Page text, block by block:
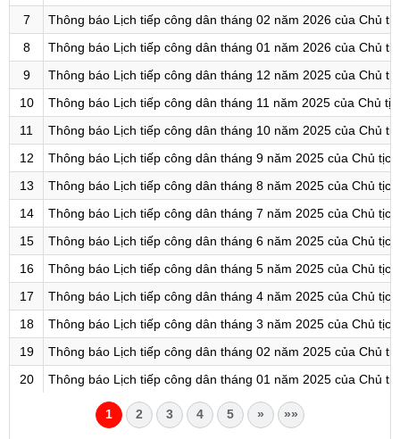
7
Thông báo Lịch tiếp công dân tháng 02 năm 2026 của Chủ
8
Thông báo Lịch tiếp công dân tháng 01 năm 2026 của Chủ
9
Thông báo Lịch tiếp công dân tháng 12 năm 2025 của Chủ
10
Thông báo Lịch tiếp công dân tháng 11 năm 2025 của Chủ
11
Thông báo Lịch tiếp công dân tháng 10 năm 2025 của Chủ
12
Thông báo Lịch tiếp công dân tháng 9 năm 2025 của Chủ
13
Thông báo Lịch tiếp công dân tháng 8 năm 2025 của Chủ
14
Thông báo Lịch tiếp công dân tháng 7 năm 2025 của Chủ
15
Thông báo Lịch tiếp công dân tháng 6 năm 2025 của Chủ
16
Thông báo Lịch tiếp công dân tháng 5 năm 2025 của Chủ
17
Thông báo Lịch tiếp công dân tháng 4 năm 2025 của Chủ
18
Thông báo Lịch tiếp công dân tháng 3 năm 2025 của Chủ
19
Thông báo Lịch tiếp công dân tháng 02 năm 2025 của Chủ
20
Thông báo Lịch tiếp công dân tháng 01 năm 2025 của Chủ
1 2 3 4 5 » »»